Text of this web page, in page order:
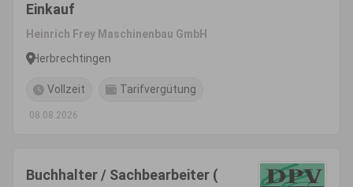
Einkauf
Heinrich Frey Maschinenbau GmbH
Herbrechtingen
Vollzeit Tarifvergütung
08.08.2026
Buchhalter / Sachbearbeiter (